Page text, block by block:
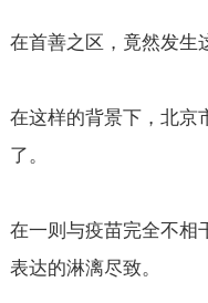
在首善之区，竟然发生
在这样的背景下，北京
了。
在一则与疫苗完全不相
表达的淋漓尽致。